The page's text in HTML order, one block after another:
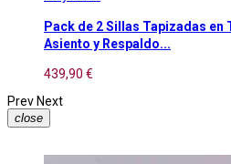
Pack de 2 Sillas Tapizadas en
Asiento y Respaldo...
439,90 €
Prev Next
close